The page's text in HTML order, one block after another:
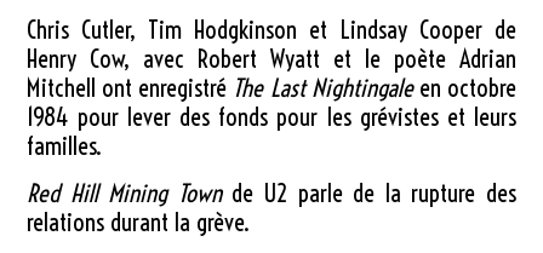
Chris Cutler, Tim Hodgkinson et Lindsay Cooper de
Henry Cow, avec Robert Wyatt et le poète Adrian
Mitchell ont enregistré The Last Nightingaleen octobre
1984 pour lever des fonds pour les grévistes et leurs
familles.
Red Hill Mining Townde U2 parle de la rupture des
relations durant la grève.